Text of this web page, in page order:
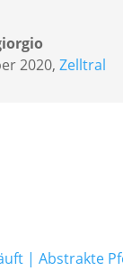
2020, Zelltral
| Abstrakte